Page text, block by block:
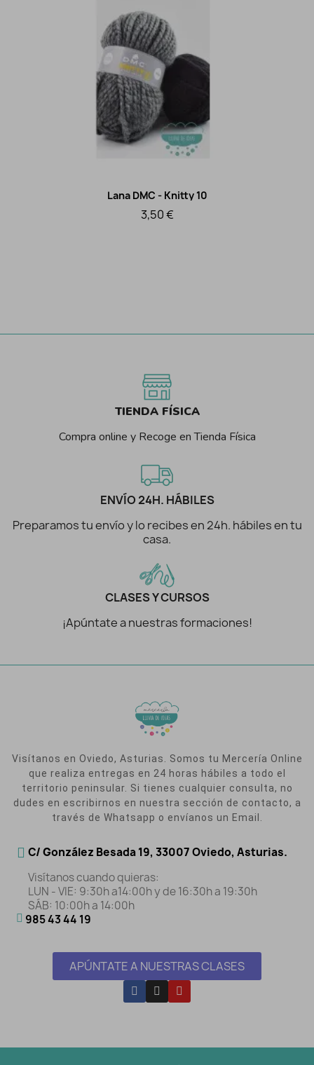
Vista rápida
Lana DMC - Knitty 10
3,50 €
TIENDA FÍSICA
Compra online y Recoge en Tienda Física
ENVÍO 24H. HÁBILES
Preparamos tu envío y lo recibes en 24h. hábiles en tu
casa.
CLASES Y CURSOS
¡Apúntate a nuestras formaciones!
Visítanos en Oviedo, Asturias. Somos tu Mercería Online
que realiza entregas en 24 horas hábiles a todo el
territorio peninsular. Si tienes cualquier consulta, no
dudes en escribirnos en nuestra sección de contacto, a
través de Whatsapp o envíanos un Email.
C/ González Besada 19, 33007 Oviedo, Asturias.
Visítanos cuando quieras:
LUN - VIE: 9:30h a14:00h y de 16:30h a 19:30h
SÁB: 10:00h a 14:00h
985 43 44 19
APÚNTATE A NUESTRAS CLASES